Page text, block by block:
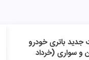
جدید باتری خودرو
و سواری (خرداد